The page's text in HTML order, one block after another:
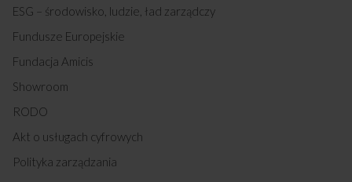
ESG – środowisko, ludzie, ład zarządczy
Fundusze Europejskie
Fundacja Amicis
Showroom
RODO
Akt o usługach cyfrowych
Polityka zarządzania